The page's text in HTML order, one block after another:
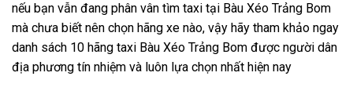
nếu bạn vẫn đang phân vân tìm taxi tại Bàu Xéo Trảng Bom
mà chưa biết nên chọn hãng xe nào, vậy hãy tham khảo ngay
danh sách 10 hãng taxi Bàu Xéo Trảng Bom được người dân
địa phương tín nhiệm và luôn lựa chọn nhất hiện nay